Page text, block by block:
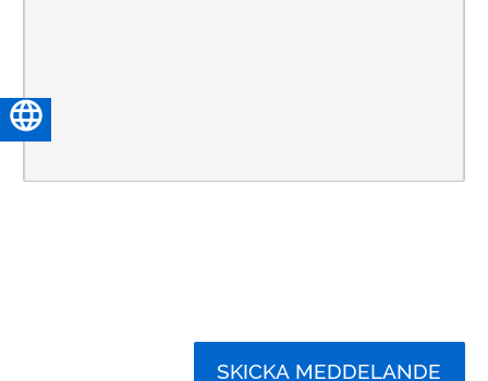
SKICKA MEDDELANDE
Svenska